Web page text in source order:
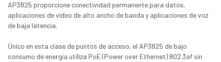
AP3825 proporcione conectividad permanente para datos,
aplicaciones de video de alto ancho de banda y aplicaciones de voz
de baja latencia.
Único en esta clase de puntos de acceso, el AP3825 de bajo
consumo de energía utiliza PoE (Power over Ethernet) 802.3af sin